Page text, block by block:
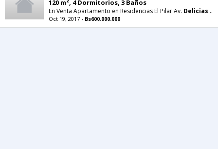
120 m², 4 Dormitorios, 3 Baños
En Venta Apartamento en Residencias El Pilar Av. Delicias
Oct 19, 2017 - Bs600.000.000